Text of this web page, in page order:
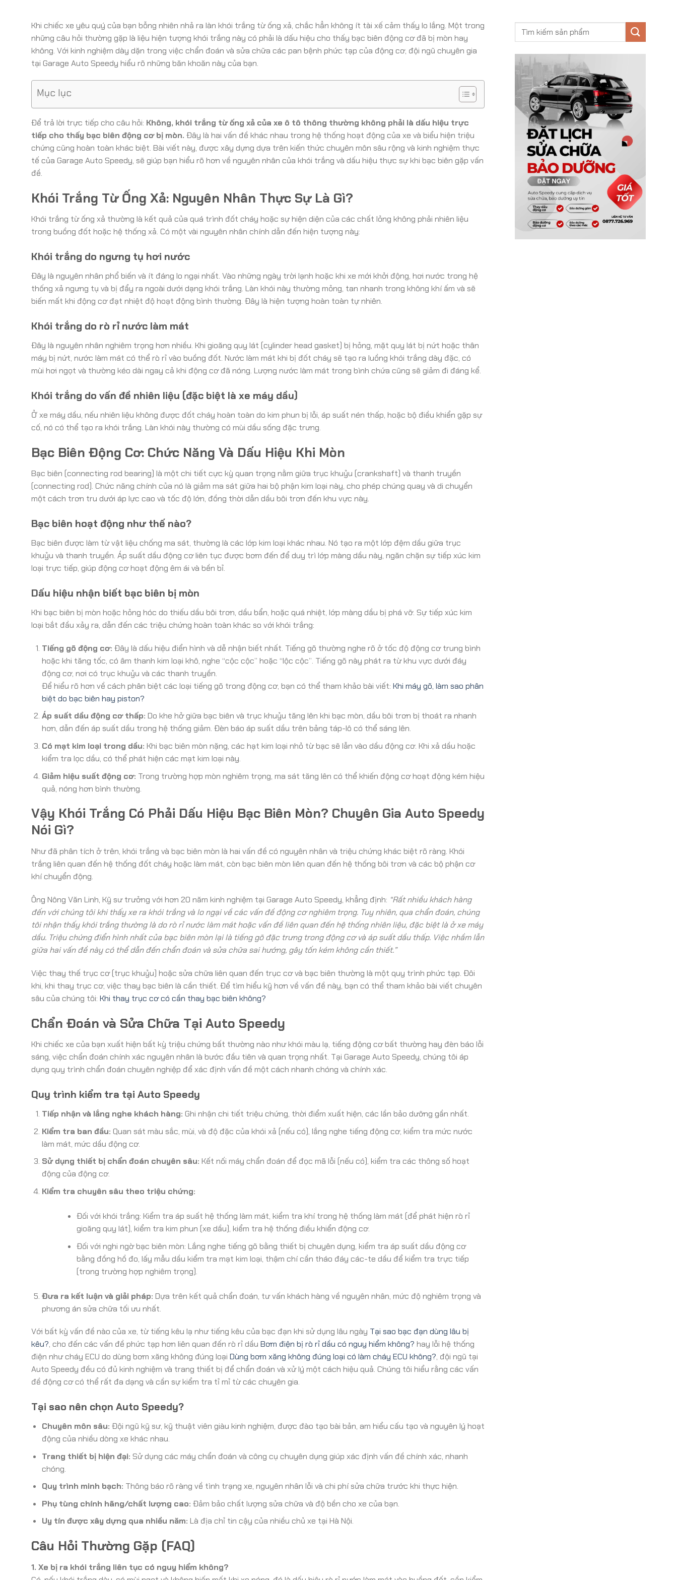
Khi chiếc xe yêu quý của bạn bỗng nhiên nhả ra làn khói trắng từ ống xả, chắc hẳn không ít tài xế cảm thấy lo lắng. Một trong
những câu hỏi thường gặp là liệu hiện tượng khói trắng này có phải là dấu hiệu cho thấy bạc biên động cơ đã bị mòn hay
không. Với kinh nghiệm dày dặn trong việc chẩn đoán và sửa chữa các pan bệnh phức tạp của động cơ, đội ngũ chuyên gia
tại Garage Auto Speedy hiểu rõ những băn khoăn này của bạn.
Mục lục
Để trả lời trực tiếp cho câu hỏi: Không, khói trắng từ ống xả của xe ô tô thông thường không phải là dấu hiệu trực
tiếp cho thấy bạc biên động cơ bị mòn. Đây là hai vấn đề khác nhau trong hệ thống hoạt động của xe và biểu hiện triệu
chứng cũng hoàn toàn khác biệt. Bài viết này, được xây dựng dựa trên kiến thức chuyên môn sâu rộng và kinh nghiệm thực
tế của Garage Auto Speedy, sẽ giúp bạn hiểu rõ hơn về nguyên nhân của khói trắng và dấu hiệu thực sự khi bạc biên gặp vấn
đề.
Khói Trắng Từ Ống Xả: Nguyên Nhân Thực Sự Là Gì?
Khói trắng từ ống xả thường là kết quả của quá trình đốt cháy hoặc sự hiện diện của các chất lỏng không phải nhiên liệu
trong buồng đốt hoặc hệ thống xả. Có một vài nguyên nhân chính dẫn đến hiện tượng này:
Khói trắng do ngưng tụ hơi nước
Đây là nguyên nhân phổ biến và ít đáng lo ngại nhất. Vào những ngày trời lạnh hoặc khi xe mới khởi động, hơi nước trong hệ
thống xả ngưng tụ và bị đẩy ra ngoài dưới dạng khói trắng. Làn khói này thường mỏng, tan nhanh trong không khí ấm và sẽ
biến mất khi động cơ đạt nhiệt độ hoạt động bình thường. Đây là hiện tượng hoàn toàn tự nhiên.
Khói trắng do rò rỉ nước làm mát
Đây là nguyên nhân nghiêm trọng hơn nhiều. Khi gioăng quy lát (cylinder head gasket) bị hỏng, mặt quy lát bị nứt hoặc thân
máy bị nứt, nước làm mát có thể rò rỉ vào buồng đốt. Nước làm mát khi bị đốt cháy sẽ tạo ra luồng khói trắng dày đặc, có
mùi hơi ngọt và thường kéo dài ngay cả khi động cơ đã nóng. Lượng nước làm mát trong bình chứa cũng sẽ giảm đi đáng kể.
Khói trắng do vấn đề nhiên liệu (đặc biệt là xe máy dầu)
Ở xe máy dầu, nếu nhiên liệu không được đốt cháy hoàn toàn do kim phun bị lỗi, áp suất nén thấp, hoặc bộ điều khiển gặp sự
cố, nó có thể tạo ra khói trắng. Làn khói này thường có mùi dầu sống đặc trưng.
Bạc Biên Động Cơ: Chức Năng Và Dấu Hiệu Khi Mòn
Bạc biên (connecting rod bearing) là một chi tiết cực kỳ quan trọng nằm giữa trục khuỷu (crankshaft) và thanh truyền
(connecting rod). Chức năng chính của nó là giảm ma sát giữa hai bộ phận kim loại này, cho phép chúng quay và di chuyển
một cách trơn tru dưới áp lực cao và tốc độ lớn, đồng thời dẫn dầu bôi trơn đến khu vực này.
Bạc biên hoạt động như thế nào?
Bạc biên được làm từ vật liệu chống ma sát, thường là các lớp kim loại khác nhau. Nó tạo ra một lớp đệm dầu giữa trục
khuỷu và thanh truyền. Áp suất dầu động cơ liên tục được bơm đến để duy trì lớp màng dầu này, ngăn chặn sự tiếp xúc kim
loại trực tiếp, giúp động cơ hoạt động êm ái và bền bỉ.
Dấu hiệu nhận biết bạc biên bị mòn
Khi bạc biên bị mòn hoặc hỏng hóc do thiếu dầu bôi trơn, dầu bẩn, hoặc quá nhiệt, lớp màng dầu bị phá vỡ. Sự tiếp xúc kim
loại bắt đầu xảy ra, dẫn đến các triệu chứng hoàn toàn khác so với khói trắng:
Tiếng gõ động cơ: Đây là dấu hiệu điển hình và dễ nhận biết nhất. Tiếng gõ thường nghe rõ ở tốc độ động cơ trung bình
hoặc khi tăng tốc, có âm thanh kim loại khô, nghe “cộc cộc” hoặc “lộc cộc”. Tiếng gõ này phát ra từ khu vực dưới đáy
động cơ, nơi có trục khuỷu và các thanh truyền.
Để hiểu rõ hơn về cách phân biệt các loại tiếng gõ trong động cơ, bạn có thể tham khảo bài viết: Khi máy gõ, làm sao phân
biệt do bạc biên hay piston?
Áp suất dầu động cơ thấp: Do khe hở giữa bạc biên và trục khuỷu tăng lên khi bạc mòn, dầu bôi trơn bị thoát ra nhanh
hơn, dẫn đến áp suất dầu trong hệ thống giảm. Đèn báo áp suất dầu trên bảng táp-lô có thể sáng lên.
Có mạt kim loại trong dầu: Khi bạc biên mòn nặng, các hạt kim loại nhỏ từ bạc sẽ lẫn vào dầu động cơ. Khi xả dầu hoặc
kiểm tra lọc dầu, có thể phát hiện các mạt kim loại này.
Giảm hiệu suất động cơ: Trong trường hợp mòn nghiêm trọng, ma sát tăng lên có thể khiến động cơ hoạt động kém hiệu
quả, nóng hơn bình thường.
Vậy Khói Trắng Có Phải Dấu Hiệu Bạc Biên Mòn? Chuyên Gia Auto Speedy
Nói Gì?
Như đã phân tích ở trên, khói trắng và bạc biên mòn là hai vấn đề có nguyên nhân và triệu chứng khác biệt rõ ràng. Khói
trắng liên quan đến hệ thống đốt cháy hoặc làm mát, còn bạc biên mòn liên quan đến hệ thống bôi trơn và các bộ phận cơ
khí chuyển động.
Ông Nông Văn Linh, Kỹ sư trưởng với hơn 20 năm kinh nghiệm tại Garage Auto Speedy, khẳng định: “Rất nhiều khách hàng
đến với chúng tôi khi thấy xe ra khói trắng và lo ngại về các vấn đề động cơ nghiêm trọng. Tuy nhiên, qua chẩn đoán, chúng
tôi nhận thấy khói trắng thường là do rò rỉ nước làm mát hoặc vấn đề liên quan đến hệ thống nhiên liệu, đặc biệt là ở xe máy
dầu. Triệu chứng điển hình nhất của bạc biên mòn lại là tiếng gõ đặc trưng trong động cơ và áp suất dầu thấp. Việc nhầm lẫn
giữa hai vấn đề này có thể dẫn đến chẩn đoán và sửa chữa sai hướng, gây tốn kém không cần thiết.”
Việc thay thế trục cơ (trục khuỷu) hoặc sửa chữa liên quan đến trục cơ và bạc biên thường là một quy trình phức tạp. Đôi
khi, khi thay trục cơ, việc thay bạc biên là cần thiết. Để tìm hiểu kỹ hơn về vấn đề này, bạn có thể tham khảo bài viết chuyên
sâu của chúng tôi: Khi thay trục cơ có cần thay bạc biên không?
Chẩn Đoán và Sửa Chữa Tại Auto Speedy
Khi chiếc xe của bạn xuất hiện bất kỳ triệu chứng bất thường nào như khói màu lạ, tiếng động cơ bất thường hay đèn báo lỗi
sáng, việc chẩn đoán chính xác nguyên nhân là bước đầu tiên và quan trọng nhất. Tại Garage Auto Speedy, chúng tôi áp
dụng quy trình chẩn đoán chuyên nghiệp để xác định vấn đề một cách nhanh chóng và chính xác.
Quy trình kiểm tra tại Auto Speedy
Tiếp nhận và lắng nghe khách hàng: Ghi nhận chi tiết triệu chứng, thời điểm xuất hiện, các lần bảo dưỡng gần nhất.
Kiểm tra ban đầu: Quan sát màu sắc, mùi, và độ đặc của khói xả (nếu có), lắng nghe tiếng động cơ, kiểm tra mức nước
làm mát, mức dầu động cơ.
Sử dụng thiết bị chẩn đoán chuyên sâu: Kết nối máy chẩn đoán để đọc mã lỗi (nếu có), kiểm tra các thông số hoạt
động của động cơ.
Kiểm tra chuyên sâu theo triệu chứng:
Đối với khói trắng: Kiểm tra áp suất hệ thống làm mát, kiểm tra khí trong hệ thống làm mát (để phát hiện rò rỉ
gioăng quy lát), kiểm tra kim phun (xe dầu), kiểm tra hệ thống điều khiển động cơ.
Đối với nghi ngờ bạc biên mòn: Lắng nghe tiếng gõ bằng thiết bị chuyên dụng, kiểm tra áp suất dầu động cơ
bằng đồng hồ đo, lấy mẫu dầu kiểm tra mạt kim loại, thậm chí cần tháo đáy các-te dầu để kiểm tra trực tiếp
(trong trường hợp nghiêm trọng).
Đưa ra kết luận và giải pháp: Dựa trên kết quả chẩn đoán, tư vấn khách hàng về nguyên nhân, mức độ nghiêm trọng và
phương án sửa chữa tối ưu nhất.
Với bất kỳ vấn đề nào của xe, từ tiếng kêu lạ như tiếng kêu của bạc đạn khi sử dụng lâu ngày Tại sao bạc đạn dùng lâu bị
kêu?, cho đến các vấn đề phức tạp hơn liên quan đến rò rỉ dầu Bơm điện bị rò rỉ dầu có nguy hiểm không? hay lỗi hệ thống
điện như cháy ECU do dùng bơm xăng không đúng loại Dùng bơm xăng không đúng loại có làm cháy ECU không?, đội ngũ tại
Auto Speedy đều có đủ kinh nghiệm và trang thiết bị để chẩn đoán và xử lý một cách hiệu quả. Chúng tôi hiểu rằng các vấn
đề động cơ có thể rất đa dạng và cần sự kiểm tra tỉ mỉ từ các chuyên gia.
Tại sao nên chọn Auto Speedy?
Chuyên môn sâu: Đội ngũ kỹ sư, kỹ thuật viên giàu kinh nghiệm, được đào tạo bài bản, am hiểu cấu tạo và nguyên lý hoạt
động của nhiều dòng xe khác nhau.
Trang thiết bị hiện đại: Sử dụng các máy chẩn đoán và công cụ chuyên dụng giúp xác định vấn đề chính xác, nhanh
chóng.
Quy trình minh bạch: Thông báo rõ ràng về tình trạng xe, nguyên nhân lỗi và chi phí sửa chữa trước khi thực hiện.
Phụ tùng chính hãng/chất lượng cao: Đảm bảo chất lượng sửa chữa và độ bền cho xe của bạn.
Uy tín được xây dựng qua nhiều năm: Là địa chỉ tin cậy của nhiều chủ xe tại Hà Nội.
Câu Hỏi Thường Gặp (FAQ)
1. Xe bị ra khói trắng liên tục có nguy hiểm không?